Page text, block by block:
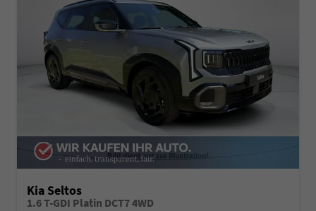
Kia Seltos
1.6 T-GDI Platin DCT7 4WD